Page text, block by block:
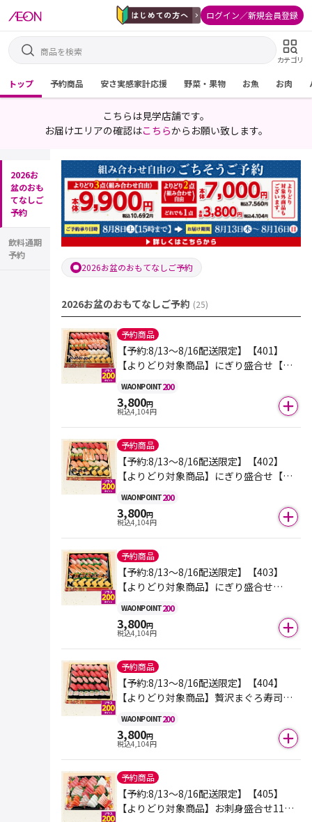
ログイン／新規会員登録
カテゴリ
トップ 予約商品 安さ実感家計応援 野菜・果物 お魚 お肉
こちらは見学店舗です。
お届けエリアの確認はこちらからお願い致します。
2026お
盆のおも
てなしご
予約
飲料通期
予約
2026お盆のおもてなしご予約
2026お盆のおもてなしご予約 (25)
予約商品
【予約:8/13～8/16配送限定】【401】
【よりどり対象商品】にぎり盛合せ【風
WAONPOINT200
3,800円
税込4,104円
予約商品
【予約:8/13～8/16配送限定】【402】
【よりどり対象商品】にぎり盛合せ【蓮
WAONPOINT200
3,800円
税込4,104円
予約商品
【予約:8/13～8/16配送限定】【403】
【よりどり対象商品】にぎり盛合せ
WAONPOINT200
3,800円
税込4,104円
予約商品
【予約:8/13～8/16配送限定】【404】
【よりどり対象商品】贅沢まぐろ寿司盛
WAONPOINT200
3,800円
税込4,104円
予約商品
【予約:8/13～8/16配送限定】【405】
【よりどり対象商品】お刺身盛合せ11点